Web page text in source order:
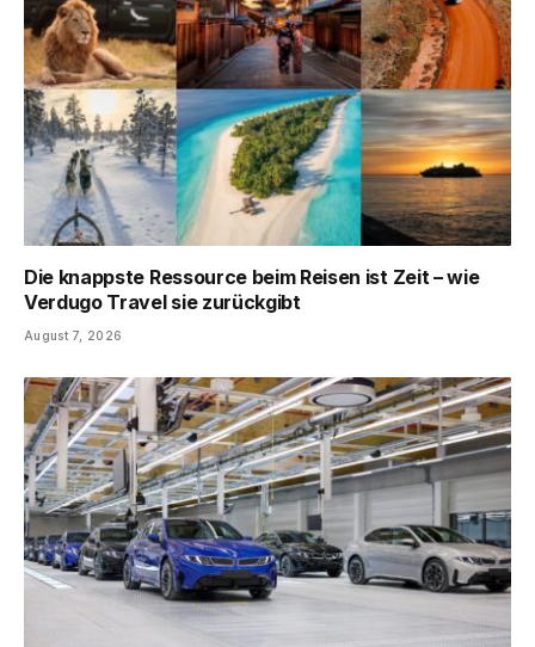
Die knappste Ressource beim Reisen ist Zeit – wie
Verdugo Travel sie zurückgibt
August 7, 2026